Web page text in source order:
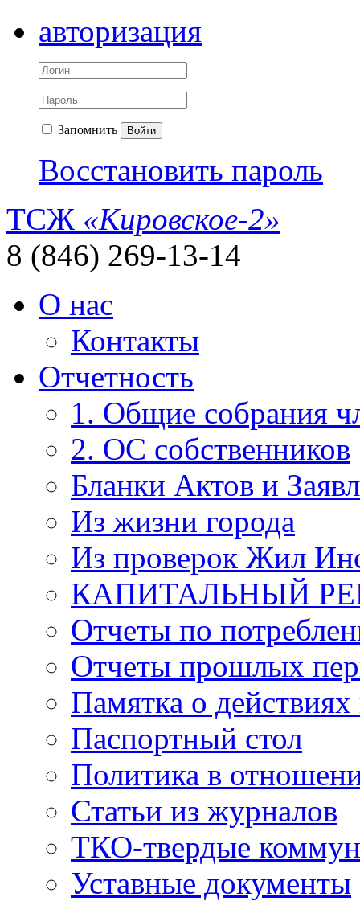
авторизация
Запомнить Войти
Восстановить пароль
ТСЖ «Кировское-2»
8 (846) 269-13-14
О нас
Контакты
Отчетность
1. Общие собрания
2. ОС собственников
Бланки Актов и
Из жизни города
Из проверок Жил
КАПИТАЛЬНЫЙ
Отчеты по
Отчеты прошлых
Памятка о
Паспортный стол
Политика в
Статьи из журналов
ТКО-твердые
Уставные документы